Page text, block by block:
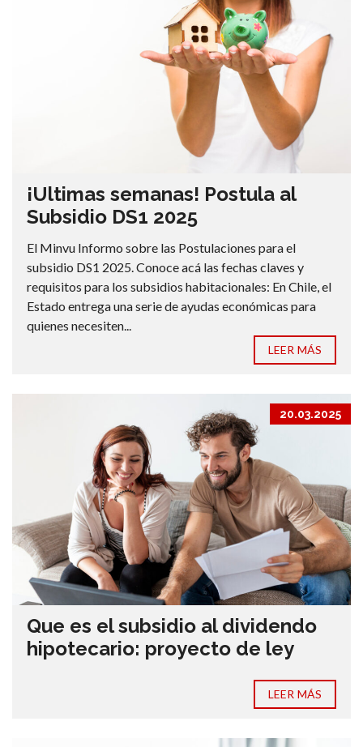
¡Ultimas semanas! Postula al
Subsidio DS1 2025
El Minvu Informo sobre las Postulaciones para el
subsidio DS1 2025. Conoce acá las fechas claves y
requisitos para los subsidios habitacionales: En Chile, el
Estado entrega una serie de ayudas económicas para
quienes necesiten...
LEER MÁS
20.03.2025
Que es el subsidio al dividendo
hipotecario: proyecto de ley
LEER MÁS